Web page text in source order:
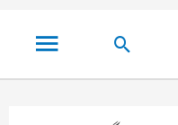
مین
مینو
تلاش
کریں۔